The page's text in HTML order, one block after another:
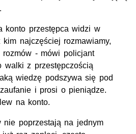
konto przestępca widzi w
najczęściej rozmawiamy,
- mówi policjant
walki z przestępczością
wiedzę podszywa się pod
i prosi o pieniądze.
na konto.
nie poprzestają na jednym